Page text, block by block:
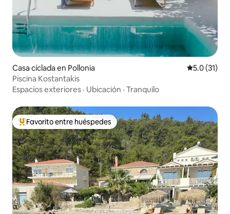
Casa cíclada en Pollonia Calificación
5.0 (31)
Piscina Kostantakis
Espacios exteriores · Ubicación · Tranquilo
De los mejores en Favorito entre huéspedes
Favorito entre huéspedes